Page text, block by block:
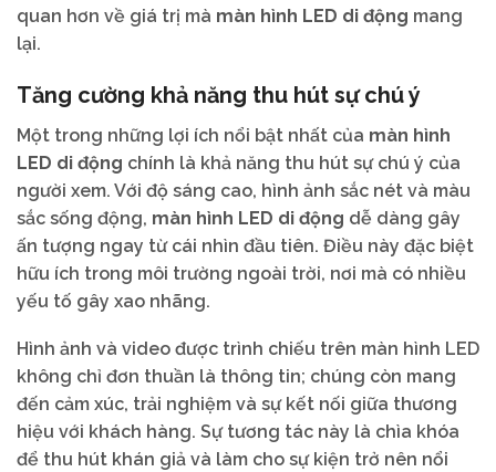
quan hơn về giá trị mà màn hình LED di động mang
lại.
Tăng cường khả năng thu hút sự chú ý
Một trong những lợi ích nổi bật nhất của màn hình
LED di động chính là khả năng thu hút sự chú ý của
người xem. Với độ sáng cao, hình ảnh sắc nét và màu
sắc sống động, màn hình LED di động dễ dàng gây
ấn tượng ngay từ cái nhìn đầu tiên. Điều này đặc biệt
hữu ích trong môi trường ngoài trời, nơi mà có nhiều
yếu tố gây xao nhãng.
Hình ảnh và video được trình chiếu trên màn hình LED
không chỉ đơn thuần là thông tin; chúng còn mang
đến cảm xúc, trải nghiệm và sự kết nối giữa thương
hiệu với khách hàng. Sự tương tác này là chìa khóa
để thu hút khán giả và làm cho sự kiện trở nên nổi